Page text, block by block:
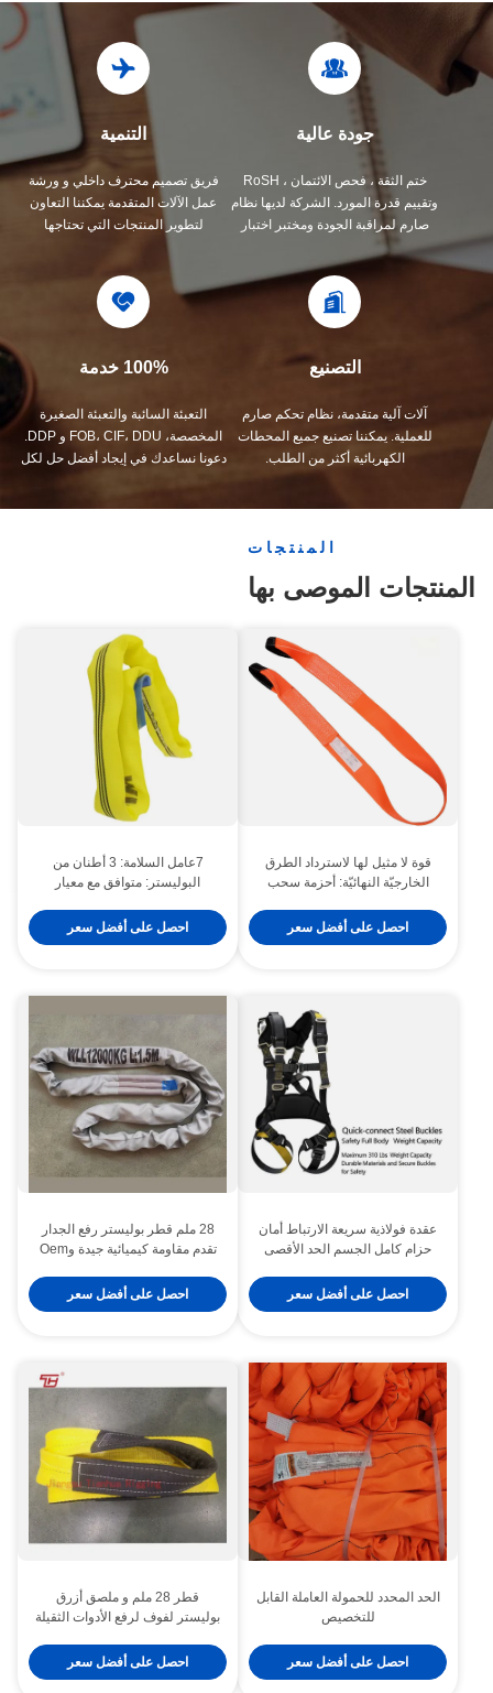
جودة عالية
ختم الثقة ، فحص الائتمان ، RoSH
وتقييم قدرة المورد. الشركة لديها نظام
صارم لمراقبة الجودة ومختبر اختبار
التنمية
فريق تصميم محترف داخلي و ورشة
عمل الآلات المتقدمة يمكننا التعاون
لتطوير المنتجات التي تحتاجها
التصنيع
آلات آلية متقدمة، نظام تحكم صارم
للعملية. يمكننا تصنيع جميع المحطات
الكهربائية أكثر من الطلب.
100% خدمة
التعبئة السائبة والتعبئة الصغيرة
المخصصة، FOB، CIF، DDU و DDP.
دعونا نساعدك في إيجاد أفضل حل لكل
المنتجات
المنتجات الموصى بها
قوة لا مثيل لها لاسترداد الطرق
الخارجيّة النهائيّة: أحزمة سحب
احصل على أفضل سعر
7عامل السلامة: 3 أطنان من
البوليستر: متوافق مع معيار
احصل على أفضل سعر
عقدة فولاذية سريعة الارتباط أمان
حزام كامل الجسم الحد الأقصى
والأحزمة الآمنة للسلامة
احصل على أفضل سعر
28 ملم قطر بوليستر رفع الجدار
تقدم مقاومة كيميائية جيدة وOem
احصل على أفضل سعر
الحد المحدد للحمولة العاملة القابل
للتخصيص
احصل على أفضل سعر
قطر 28 ملم و ملصق أزرق
بوليستر لفوف لرفع الأدوات الثقيلة
احصل على أفضل سعر